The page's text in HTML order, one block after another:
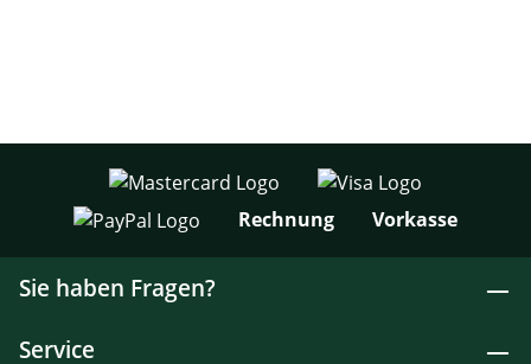
Rechnung Vorkasse
Sie haben Fragen?
Service